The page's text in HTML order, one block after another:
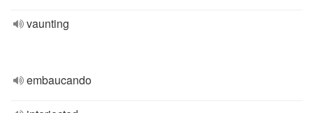
vaunting
embaucando